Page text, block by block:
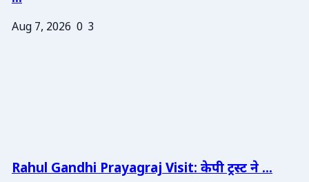
Aug 7, 2026 0 3
Rahul Gandhi Prayagraj Visit: केपी ट्रस्ट ने ...